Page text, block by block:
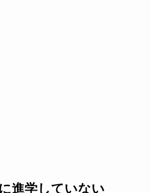
進学していない